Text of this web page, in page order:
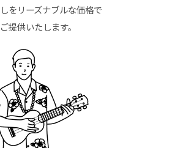
をリーズナブルな価格で
ご提供いたします。